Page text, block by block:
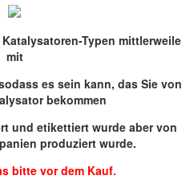
Typen mittlerweile
mit
es sein kann, das Sie von
bekommen
und etikettiert wurde aber von
produziert wurde.
bitte vor dem Kauf.